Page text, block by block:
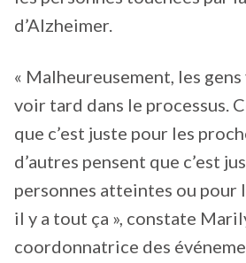
d’Alzheimer.
« Malheureusement, les
voir tard dans le processus.
que c’est juste pour les
d’autres pensent que c’est
personnes atteintes ou pour
il y a tout ça », constate
coordonnatrice des